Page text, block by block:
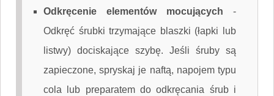
Odkręcenie elementów mocujących -
Odkręć śrubki trzymające blaszki (łapki lub
listwy) dociskające szybę. Jeśli śruby są
zapieczone, spryskaj je naftą, napojem typu
cola lub preparatem do odkręcania śrub i